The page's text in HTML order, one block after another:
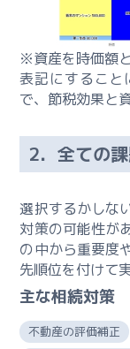
相
続
対
階
流
れ
相
続
※資産を時価額
表記にすること
で、節税効果と
2．全ての
選択するかしな
対策の可能性が
の中から重要度
先順位を付けて
主な相続対策
不動産の評価補正